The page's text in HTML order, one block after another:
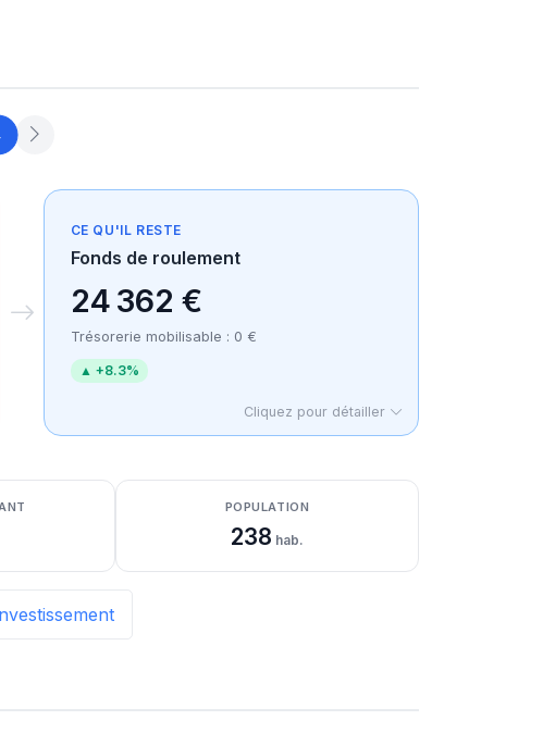
CE QU'IL RESTE
Fonds de roulement
24 362 €
Trésorerie mobilisable : 0 €
▲ +8.3%
Cliquez pour détailler
POPULATION
238 hab.